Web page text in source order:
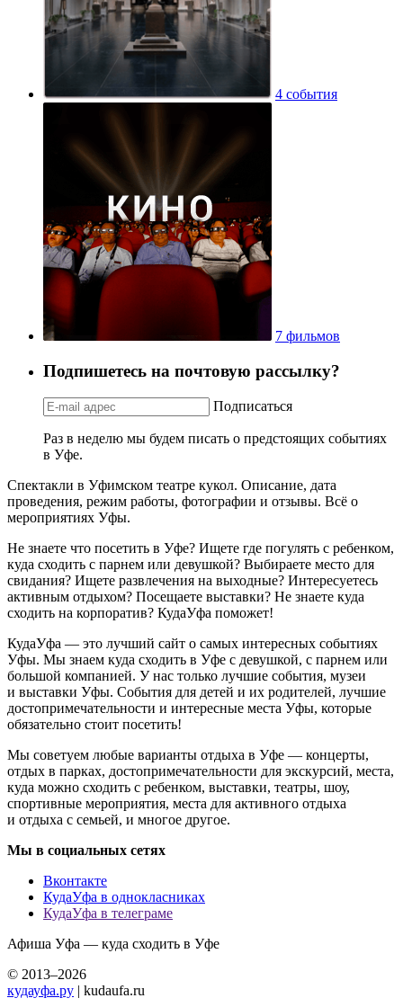
4 события
7 фильмов
Подпишетесь на почтовую рассылку?
Подписаться
Раз в неделю мы будем писать о предстоящих событиях
в Уфе.
Спектакли в Уфимском театре кукол. Описание, дата
проведения, режим работы, фотографии и отзывы. Всё о
мероприятиях Уфы.
Не знаете что посетить в Уфе? Ищете где погулять с ребенком,
куда сходить с парнем или девушкой? Выбираете место для
свидания? Ищете развлечения на выходные? Интересуетесь
активным отдыхом? Посещаете выставки? Не знаете куда
сходить на корпоратив? КудаУфа поможет!
КудаУфа — это лучший сайт о самых интересных событиях
Уфы. Мы знаем куда сходить в Уфе с девушкой, с парнем или
большой компанией. У нас только лучшие события, музеи
и выставки Уфы. События для детей и их родителей, лучшие
достопримечательности и интересные места Уфы, которые
обязательно стоит посетить!
Мы советуем любые варианты отдыха в Уфе — концерты,
отдых в парках, достопримечательности для экскурсий, места,
куда можно сходить с ребенком, выставки, театры, шоу,
спортивные мероприятия, места для активного отдыха
и отдыха с семьей, и многое другое.
Мы в социальных сетях
Вконтакте
КудаУфа в однокласниках
КудаУфа в телеграме
Афиша Уфа — куда сходить в Уфе
© 2013–2026
кудауфа.ру | kudaufa.ru